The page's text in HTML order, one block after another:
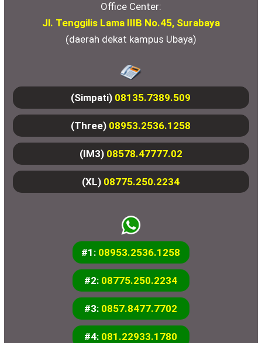
Office Center:
Jl. Tenggilis Lama IIIB No.45, Surabaya
(daerah dekat kampus Ubaya)
(Simpati) 08135.7389.509
(Three) 08953.2536.1258
(IM3) 08578.47777.02
(XL) 08775.250.2234
#1: 08953.2536.1258
#2: 08775.250.2234
#3: 0857.8477.7702
#4: 081.22933.1780